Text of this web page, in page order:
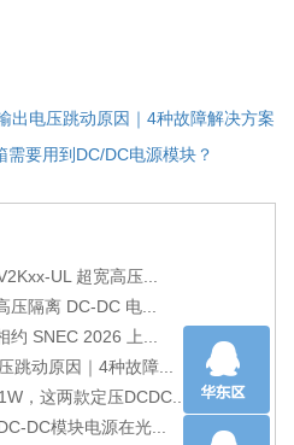
出电压跳动原因｜4种故障解决方案
需要用到DC/DC电源模块？
UL 超宽高压...
隔离 DC-DC 电...
SNEC 2026 上...
跳动原因｜4种故障...
，这两款定压DCDC...
DC模块电源在光...